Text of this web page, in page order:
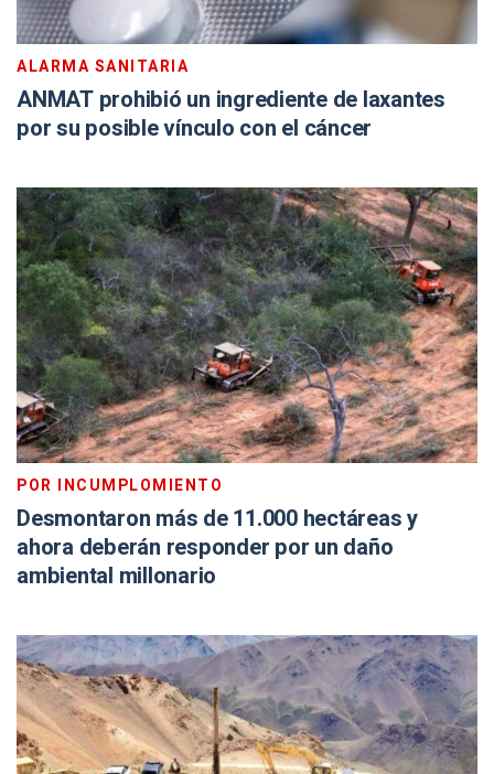
ALARMA SANITARIA
ANMAT prohibió un ingrediente de laxantes
por su posible vínculo con el cáncer
POR INCUMPLOMIENTO
Desmontaron más de 11.000 hectáreas y
ahora deberán responder por un daño
ambiental millonario